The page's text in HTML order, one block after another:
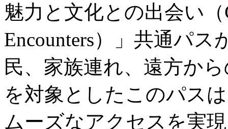
魅力と文化との出会い（
Encounters）」共通パ
民、家族連れ、遠方か
を対象としたこのパス
ムーズなアクセスを実